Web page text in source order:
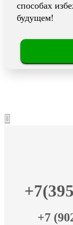
способах
будущем!
+7